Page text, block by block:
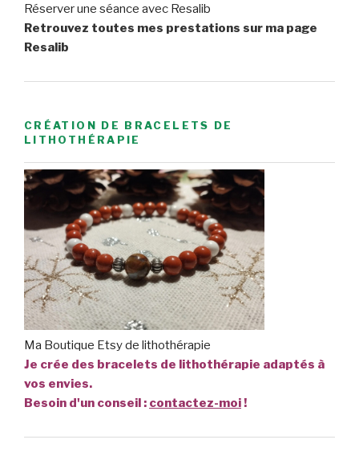
Réserver une séance avec Resalib
Retrouvez toutes mes prestations sur ma page
Resalib
CRÉATION DE BRACELETS DE
LITHOTHÉRAPIE
Ma Boutique Etsy de lithothérapie
Je crée des bracelets de lithothérapie adaptés à
vos envies.
Besoin d'un conseil : contactez-moi!